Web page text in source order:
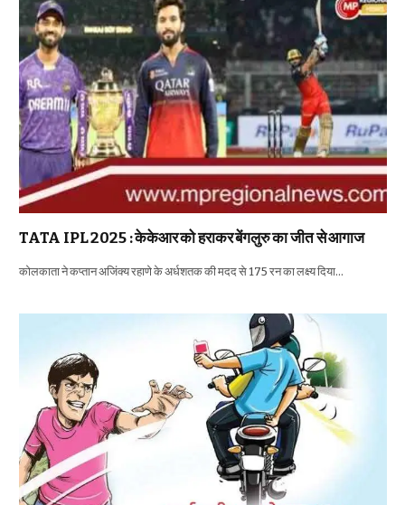
TATA IPL 2025 : केकेआर को हराकर बेंगलुरु का जीत से आगाज
कोलकाता ने कप्तान अजिंक्य रहाणे के अर्धशतक की मदद से 175 रन का लक्ष्य दिया…